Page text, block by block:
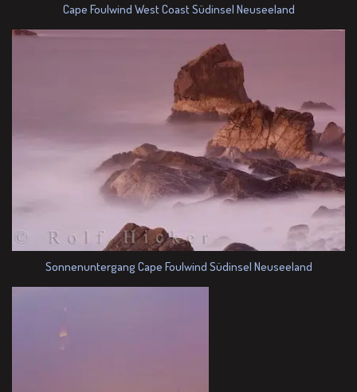
Cape Foulwind West Coast Südinsel Neuseeland
Sonnenuntergang Cape Foulwind Südinsel Neuseeland